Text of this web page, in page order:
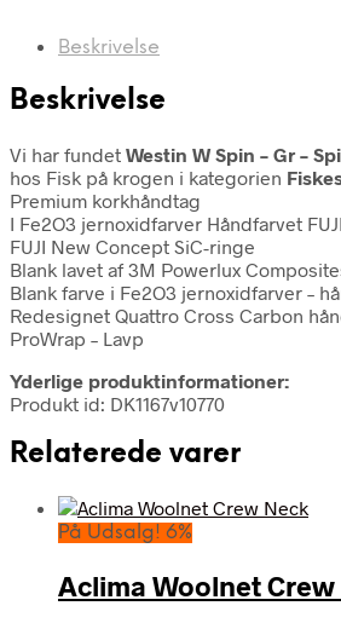
Beskrivelse
Beskrivelse
Vi har fundet Westin W Spin – Gr –
hos Fisk på krogen i kategorien
Premium korkhåndtag
I Fe2O3 jernoxidfarver Håndfarvet
FUJI New Concept SiC-ringe
Blank lavet af 3M Powerlux
Blank farve i Fe2O3 jernoxidfarver –
Redesignet Quattro Cross Carbon
ProWrap – Lavp
Yderlige produktinformationer:
Produkt id: DK1167v10770
Relaterede varer
På Udsalg! 6%
Aclima Woolnet